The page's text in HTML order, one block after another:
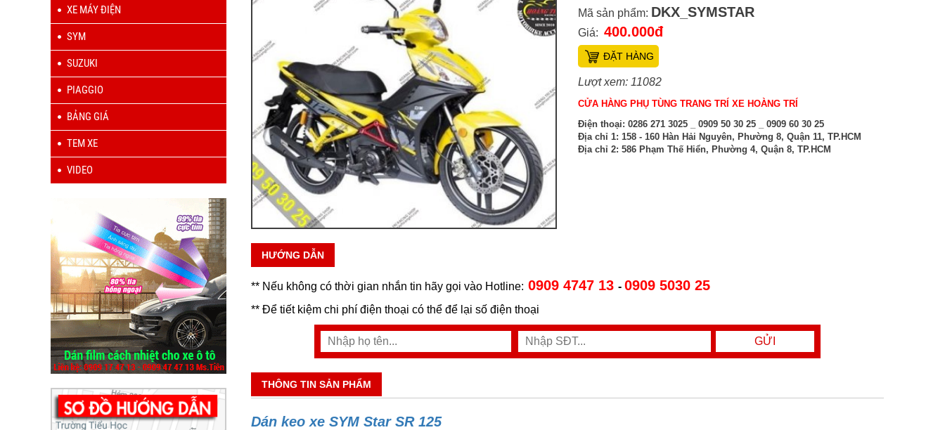
XE MÁY ĐIỆN
SYM
SUZUKI
PIAGGIO
BẢNG GIÁ
TEM XE
VIDEO
Mã sản phẩm: DKX_SYMSTAR
Giá: 400.000đ
ĐẶT HÀNG
Lượt xem: 11082
CỬA HÀNG PHỤ TÙNG TRANG TRÍ XE HOÀNG TRÍ
Điện thoại: 0286 271 3025 _ 0909 50 30 25 _ 0909 60 30 25
Địa chỉ 1: 158 - 160 Hàn Hải Nguyên, Phường 8, Quận 11, TP.HCM
Địa chỉ 2: 586 Phạm Thế Hiển, Phường 4, Quận 8, TP.HCM
HƯỚNG DẪN
** Nếu không có thời gian nhắn tin hãy gọi vào Hotline: 0909 4747 13 - 0909 5030 25
** Để tiết kiệm chi phí điện thoại có thể để lại số điện thoại
THÔNG TIN SẢN PHẨM
Dán keo xe SYM Star SR 125